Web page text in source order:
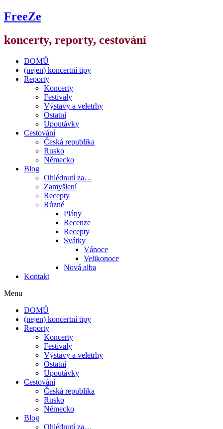
FreeZe
koncerty, reporty, cestování
DOMŮ
(nejen) koncertní tipy
Reporty
Koncerty
Festivaly
Výstavy a veletrhy
Ostatní
Upoutávky
Cestování
Česká republika
Rusko
Německo
Blog
Ohlédnutí za…
Zamyšlení
Recepty
Různé
Plány
Recenze
Recepty
Svátky
Vánoce
Velikonoce
Nová alba
Kontakt
Menu
DOMŮ
(nejen) koncertní tipy
Reporty
Koncerty
Festivaly
Výstavy a veletrhy
Ostatní
Upoutávky
Cestování
Česká republika
Rusko
Německo
Blog
Ohlédnutí za…